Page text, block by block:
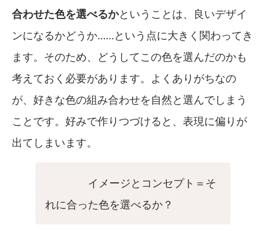
合わせた色を選べるかということは、良いデザイ
ンになるかどうか……という点に大きく関わってき
ます。そのため、どうしてこの色を選んだのかも
考えておく必要があります。よくありがちなの
が、好きな色の組み合わせを自然と選んでしまう
ことです。好みで作りつづけると、表現に偏りが
出てしまいます。
イメージとコンセプト＝そ
れに合った色を選べるか？